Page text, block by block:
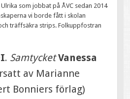
som jobbat på ÅVC sedan 2014
vi borde fått i skolan
träffsäkra strips. Folkuppfostran
. Samtycket Vanessa
av Marianne
Bonniers förlag)